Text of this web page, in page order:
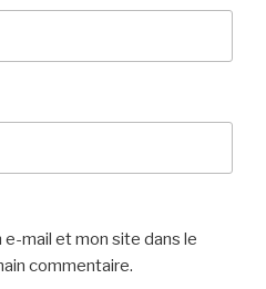
mail et mon site dans le
commentaire.